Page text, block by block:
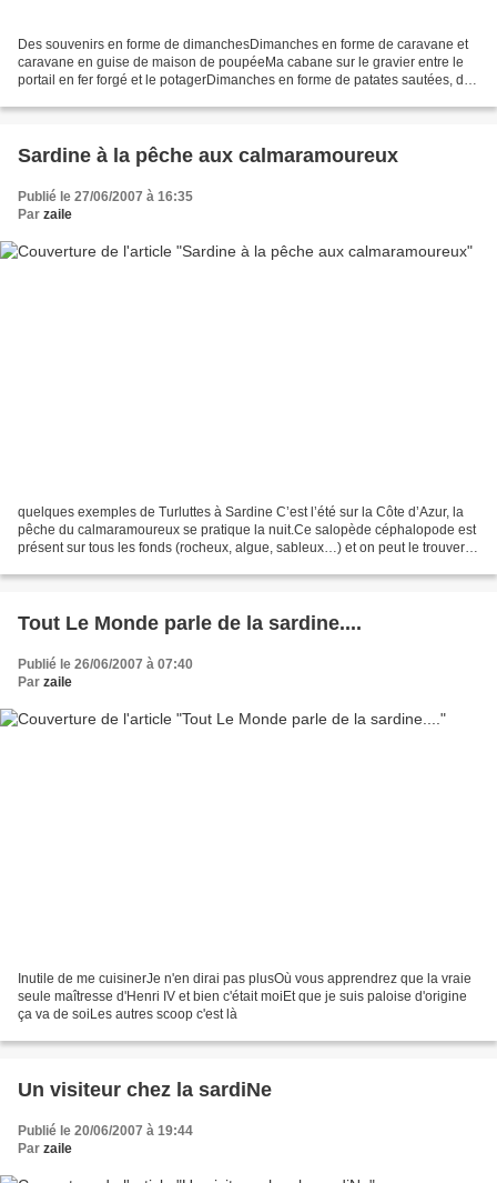
Des souvenirs en forme de dimanchesDimanches en forme de caravane et
caravane en guise de maison de poupéeMa cabane sur le gravier entre le
portail en fer forgé et le potagerDimanches en forme de patates sautées, de
Sardine à la pêche aux calmaramoureux
Publié le 27/06/2007 à 16:35
Par zaile
quelques exemples de Turluttes à Sardine C’est l’été sur la Côte d’Azur, la
pêche du calmaramoureux se pratique la nuit.Ce salopède céphalopode est
présent sur tous les fonds (rocheux, algue, sableux…) et on peut le trouver à
Tout Le Monde parle de la sardine....
Publié le 26/06/2007 à 07:40
Par zaile
Inutile de me cuisinerJe n'en dirai pas plusOù vous apprendrez que la vraie
seule maîtresse d'Henri IV et bien c'était moiEt que je suis paloise d'origine
ça va de soiLes autres scoop c'est là
Un visiteur chez la sardiNe
Publié le 20/06/2007 à 19:44
Par zaile